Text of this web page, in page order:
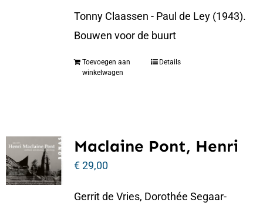
Tonny Claassen - Paul de Ley (1943).
Bouwen voor de buurt
Toevoegen aan
winkelwagen
Details
Maclaine Pont, Henri
€29,00
Gerrit de Vries, Dorothée Segaar-